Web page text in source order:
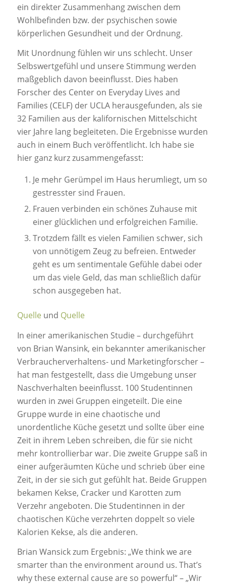
ein direkter Zusammenhang zwischen dem
Wohlbefinden bzw. der psychischen sowie
körperlichen Gesundheit und der Ordnung.
Mit Unordnung fühlen wir uns schlecht. Unser
Selbswertgefühl und unsere Stimmung werden
maßgeblich davon beeinflusst. Dies haben
Forscher des Center on Everyday Lives and
Families (CELF) der UCLA herausgefunden, als sie
32 Familien aus der kalifornischen Mittelschicht
vier Jahre lang begleiteten. Die Ergebnisse wurden
auch in einem Buch veröffentlicht. Ich habe sie
hier ganz kurz zusammengefasst:
Je mehr Gerümpel im Haus herumliegt, um so
gestresster sind Frauen.
Frauen verbinden ein schönes Zuhause mit
einer glücklichen und erfolgreichen Familie.
Trotzdem fällt es vielen Familien schwer, sich
von unnötigem Zeug zu befreien. Entweder
geht es um sentimentale Gefühle dabei oder
um das viele Geld, das man schließlich dafür
schon ausgegeben hat.
Quelle und Quelle
In einer amerikanischen Studie – durchgeführt
von Brian Wansink, ein bekannter amerikanischer
Verbraucherverhaltens- und Marketingforscher –
hat man festgestellt, dass die Umgebung unser
Naschverhalten beeinflusst. 100 Studentinnen
wurden in zwei Gruppen eingeteilt. Die eine
Gruppe wurde in eine chaotische und
unordentliche Küche gesetzt und sollte über eine
Zeit in ihrem Leben schreiben, die für sie nicht
mehr kontrollierbar war. Die zweite Gruppe saß in
einer aufgeräumten Küche und schrieb über eine
Zeit, in der sie sich gut gefühlt hat. Beide Gruppen
bekamen Kekse, Cracker und Karotten zum
Verzehr angeboten. Die Studentinnen in der
chaotischen Küche verzehrten doppelt so viele
Kalorien Kekse, als die anderen.
Brian Wansick zum Ergebnis: „We think we are
smarter than the environment around us. That’s
why these external cause are so powerful“ – „Wir